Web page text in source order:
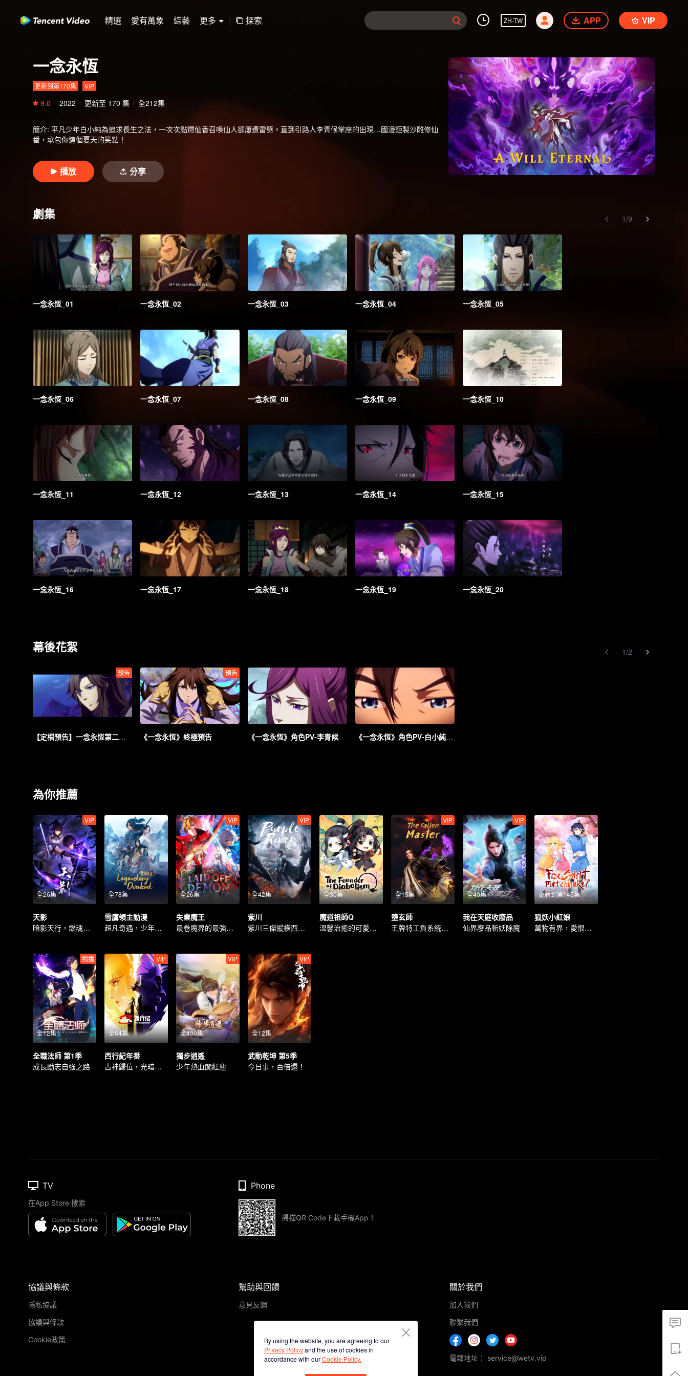
精選 愛有萬象 綜藝 更多 | 探索 ZH-TW APP VIP
一念永恆
更新到第170集 VIP
9.0 2022 更新至 170 集 全212集
簡介: 平凡少年白小純為追求長生之法，一次次點燃仙香召喚仙人卻屢遭雷劈。直到引路人李青候掌座的出現…國漫鉅製沙雕修仙
番，承包你這個夏天的笑點！
播放 分享
劇集 1/9
一念永恆_01 一念永恆_02 一念永恆_03 一念永恆_04 一念永恆_05
一念永恆_06 一念永恆_07 一念永恆_08 一念永恆_09 一念永恆_10
一念永恆_11 一念永恆_12 一念永恆_13 一念永恆_14 一念永恆_15
一念永恆_16 一念永恆_17 一念永恆_18 一念永恆_19 一念永恆_20
幕後花絮 1/2
預告
【定檔預告】一念永恆第二季迴歸！7月20日週三開播！
預告
《一念永恆》終極預告 《一念永恆》角色PV-李青候 《一念永恆》角色PV-白小純（夜葬版）
為你推薦
全26集
VIP
天影
暗影天行，燃魂守心
全78集
雪鷹領主動漫
超凡奇遇，少年逆境重生
全26集
VIP
失業魔王
最卷魔界的最強之王
全42集
VIP
紫川
紫川三傑縱橫西川大陸
全30集
魔道祖師Q
溫馨治癒的可愛日常
全15集
VIP
墮玄師
王牌特工負系統縱橫九荒
全40集
VIP
我在天庭收廢品
仙界廢品斬妖除魔
更新到第145集
狐妖小紅娘
萬物有界，愛恨無由
全12集
獨播
全職法師 第1季
成長勵志自強之路
全64集
VIP
西行紀年番
古神歸位，光暗終極一戰
全480集
VIP
獨步逍遙
少年熱血闖紅塵
全12集
VIP
武動乾坤 第5季
今日事，百倍還！
By using the website, you are agreeing to our
Privacy Policyand the use of cookies in
accordance with ourCookie Policy.
TV
在App Store 搜索
Phone
掃描QR Code下載手機App！
協議與條款
隱私協議
協議與條款
Cookie政策
幫助與回饋
意見反饋
關於我們
加入我們
聯繫我們
電郵地址： service@wetv.vip